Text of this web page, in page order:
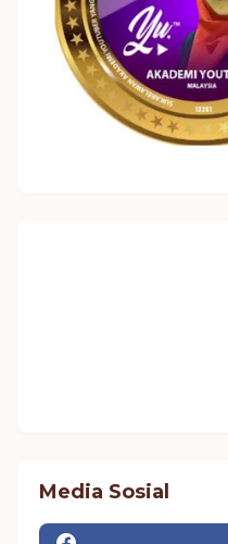
Media Sosial